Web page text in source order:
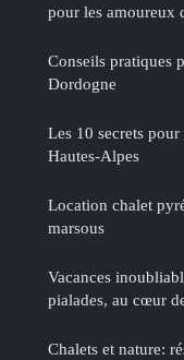
pour les amoureux
Conseils pratiques
Dordogne
Les 10 secrets
Hautes-Alpes
Location chalet
marsous
Vacances
pialades, au cœur
Chalets et nature: